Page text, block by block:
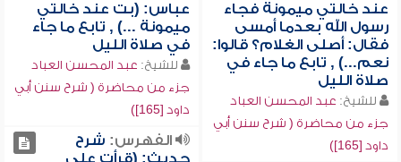
عند خالتي ميمونة فجاء
رسول الله بعدما أمسى
فقال: أصلى الغلام؟ قالوا:
نعم...) , تابع ما جاء في
صلاة الليل
للشيخ: عبد المحسن العباد
جزء من محاضرة ( شرح سنن أبي
داود [165])
عباس: (بت عند خالتي
ميمونة ...) , تابع ما جاء
في صلاة الليل
للشيخ: عبد المحسن العباد
جزء من محاضرة ( شرح سنن أبي
داود [165])
الفهرس: شرح
حديث: (قرأت على